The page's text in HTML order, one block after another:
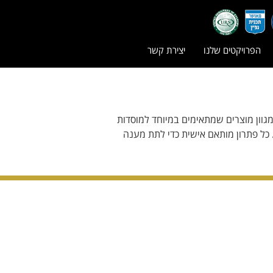
הפרויקטים שלנו יצירת קשר
מוצרים שמתאימים במיוחד למוסדות
כל פתרון מותאם אישית כדי לתת מענה